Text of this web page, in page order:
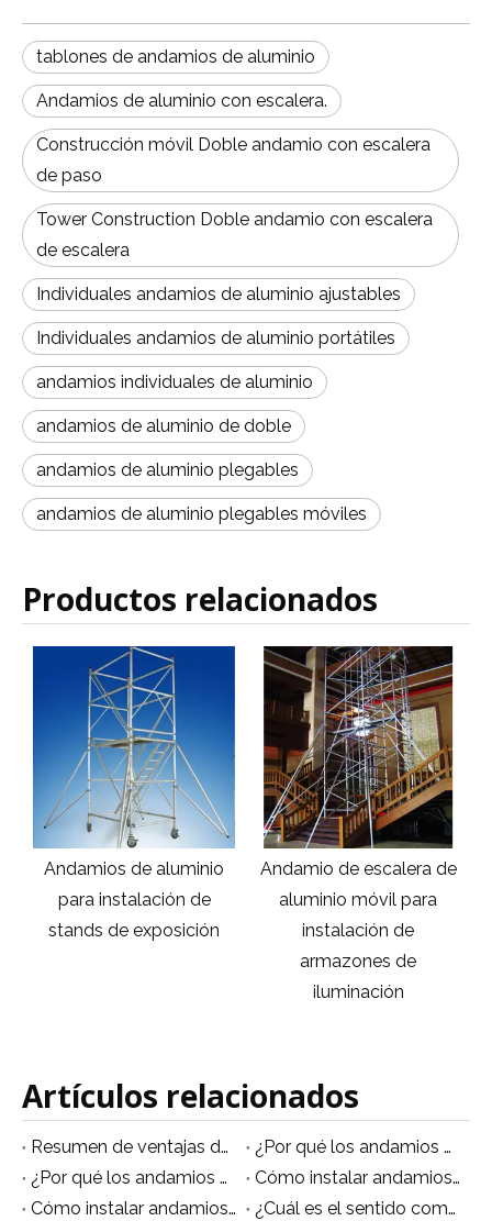
tablones de andamios de aluminio
Andamios de aluminio con escalera.
Construcción móvil Doble andamio con escalera
de paso
Tower Construction Doble andamio con escalera
de escalera
Individuales andamios de aluminio ajustables
Individuales andamios de aluminio portátiles
andamios individuales de aluminio
andamios de aluminio de doble
andamios de aluminio plegables
andamios de aluminio plegables móviles
Productos relacionados
Andamios de aluminio
para instalación de
stands de exposición
Andamio de escalera de
aluminio móvil para
instalación de
armazones de
iluminación
Artículos relacionados
Resumen de ventajas del andamio móvil de aluminio
¿Por qué los andamios de aluminio son multifuncionales?
¿Por qué los andamios de aluminio se están volviendo populares?
Cómo instalar andamios de aluminio no estándar
Cómo instalar andamios de aluminio de forma segura.
¿Cuál es el sentido común para el uso de andamios de aluminio?